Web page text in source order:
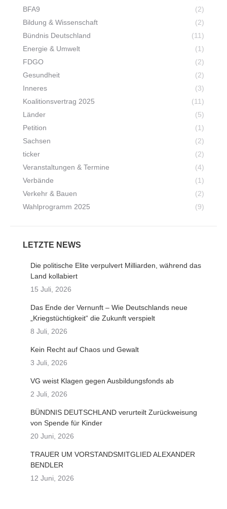
BFA9
(2)
Bildung & Wissenschaft
(2)
Bündnis Deutschland
(11)
Energie & Umwelt
(1)
FDGO
(2)
Gesundheit
(2)
Inneres
(3)
Koalitionsvertrag 2025
(11)
Länder
(5)
Petition
(1)
Sachsen
(2)
ticker
(2)
Veranstaltungen & Termine
(4)
Verbände
(1)
Verkehr & Bauen
(2)
Wahlprogramm 2025
(9)
LETZTE NEWS
Die politische Elite verpulvert Milliarden, während das
Land kollabiert
15 Juli, 2026
Das Ende der Vernunft – Wie Deutschlands neue
„Kriegstüchtigkeit“ die Zukunft verspielt
8 Juli, 2026
Kein Recht auf Chaos und Gewalt
3 Juli, 2026
VG weist Klagen gegen Ausbildungsfonds ab
2 Juli, 2026
BÜNDNIS DEUTSCHLAND verurteilt Zurückweisung
von Spende für Kinder
20 Juni, 2026
TRAUER UM VORSTANDSMITGLIED ALEXANDER
BENDLER
12 Juni, 2026